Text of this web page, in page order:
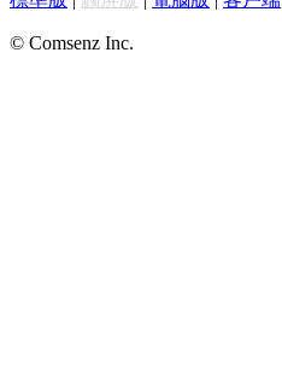
© Comsenz Inc.